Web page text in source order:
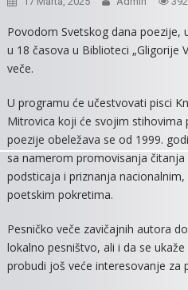
Povodom Svetskog dana poezije,
u 18 časova u Biblioteci „Gligorije
veče.
U programu će učestvovati pisci
Mitrovica koji će svojim stihovima
poezije obeležava se od 1999.
sa namerom promovisanja
podsticaja i priznanja
poetskim pokretima.
Pesničko veče zavičajnih autora
lokalno pesništvo, ali i da se
probudi još veće interesovanje za